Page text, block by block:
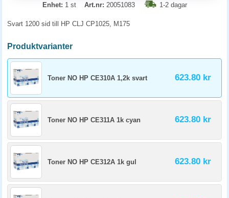
Enhet: 1 st Art.nr: 20051083 1-2 dagar
Svart 1200 sid till HP CLJ CP1025, M175
Produktvarianter
Toner NO HP CE310A 1,2k svart 623.80 kr
Toner NO HP CE311A 1k cyan 623.80 kr
Toner NO HP CE312A 1k gul 623.80 kr